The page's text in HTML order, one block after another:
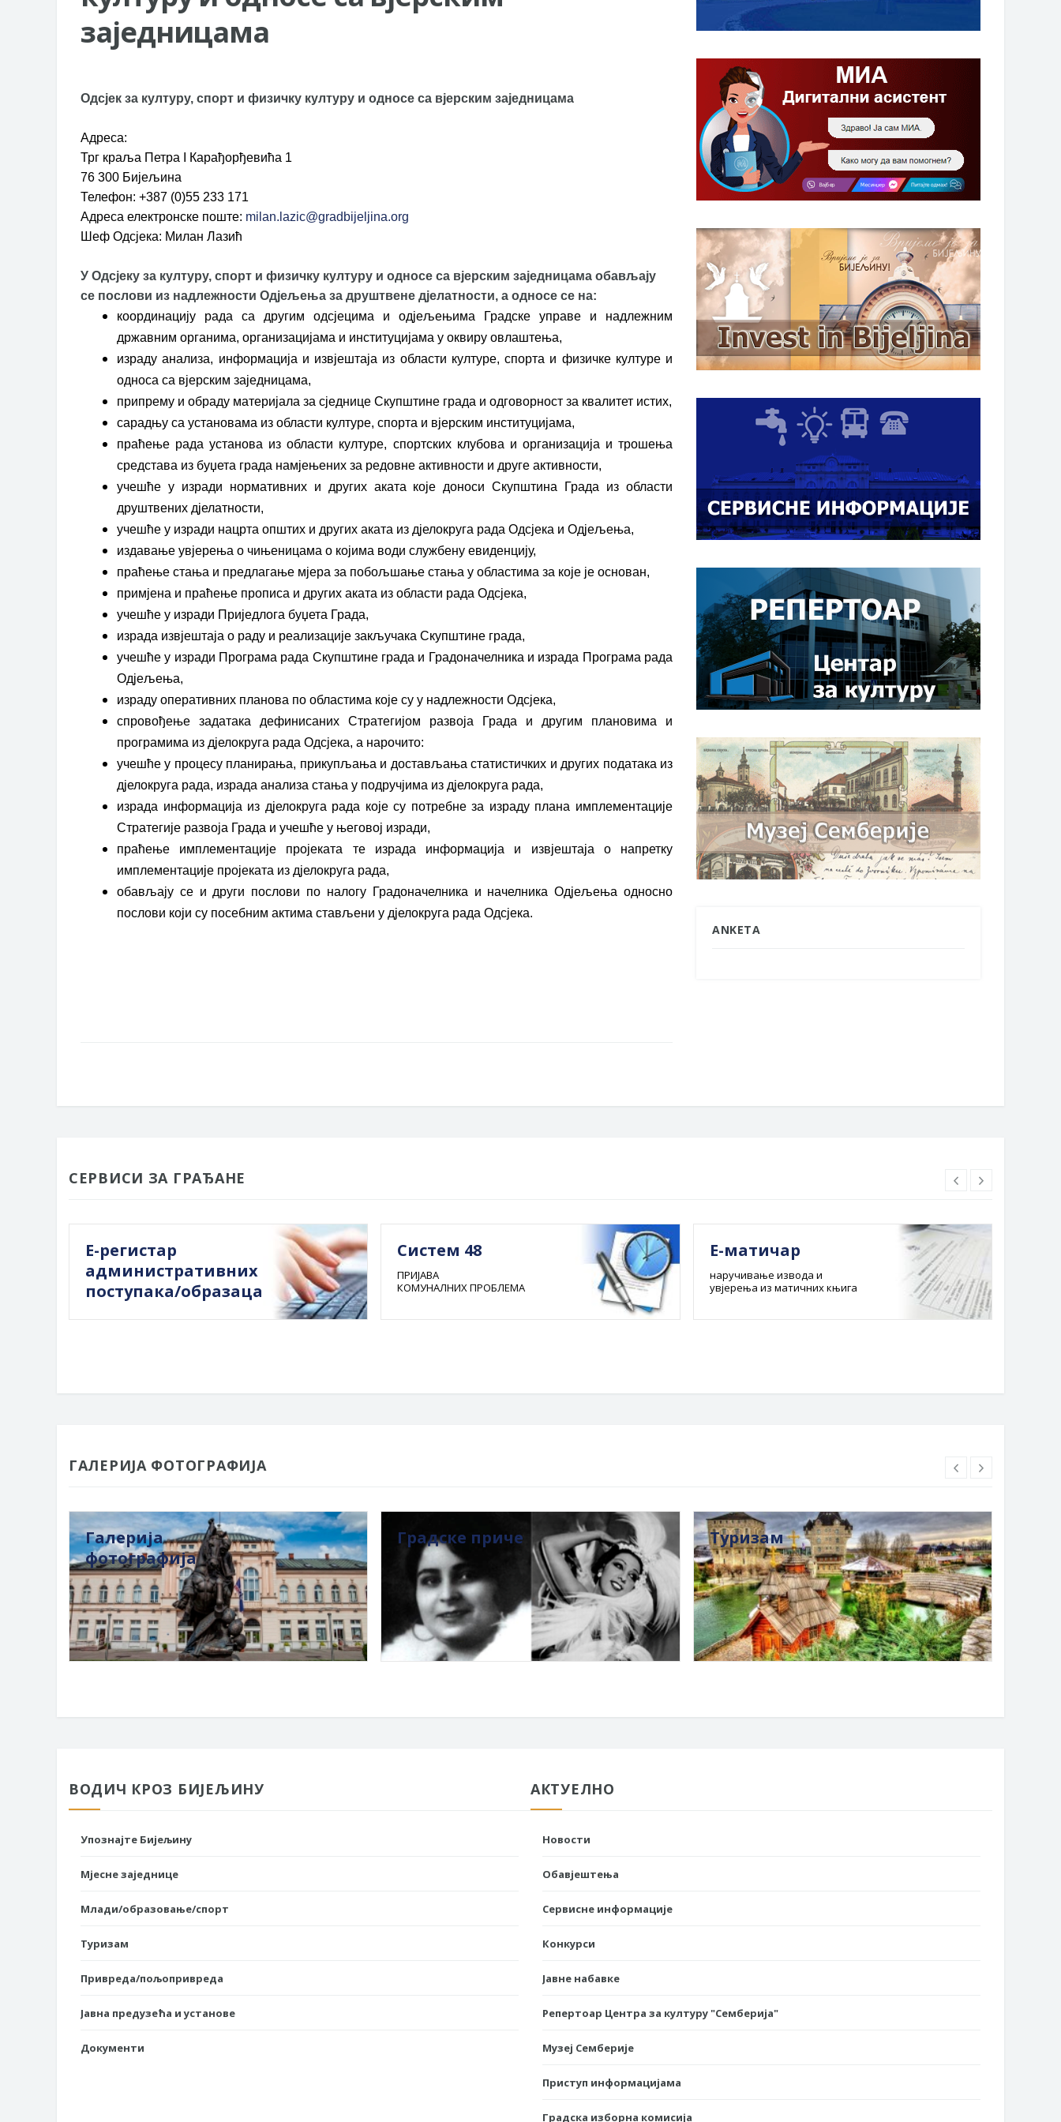
Захтјев за издавање ПОНОСНЕ КАРТИЦЕ
Обавјештење о забрани саобраћаја 6. и 7. августа
Обавјештење за предузетника - Вера Ујић
заједницама
Одсјек за културу, спорт и физичку културу и односе са вјерским заједницама
Адреса:
Трг краља Петра I Карађорђевића 1
76 300 Бијељина
Телефон: +387 (0)55 233 171
Адреса електронске поште: milan.lazic@gradbijeljina.org
Шеф Одсјека: Милан Лазић
У Одсјеку за културу, спорт и физичку културу и односе са вјерским заједницама обављају
се послови из надлежности Одјељења за друштвене дјелатности, а односе се на:
координацију рада са другим одсјецима и одјељењима Градске управе и надлежним
државним органима, организацијама и институцијама у оквиру овлаштења,
израду анализа, информација и извјештаја из области културе, спорта и физичке културе и
односа са вјерским заједницама,
припрему и обраду материјала за сједнице Скупштине града и одговорност за квалитет истих,
сарадњу са установама из области културе, спорта и вјерским институцијама,
праћење рада установа из области културе, спортских клубова и организација и трошења
средстава из буџета града намјењених за редовне активности и друге активности,
учешће у изради нормативних и других аката које доноси Скупштина Града из области
друштвених дјелатности,
учешће у изради нацрта општих и других аката из дјелокруга рада Одсјека и Одјељења,
издавање увјерења о чињеницама о којима води службену евиденцију,
праћење стања и предлагање мјера за побољшање стања у областима за које је основан,
примјена и праћење прописа и других аката из области рада Одсјека,
учешће у изради Приједлога буџета Града,
израда извјештаја о раду и реализације закључака Скупштине града,
учешће у изради Програма рада Скупштине града и Градоначелника и израда Програма рада
Одјељења,
израду оперативних планова по областима које су у надлежности Одсјека,
спровођење задатака дефинисаних Стратегијом развоја Града и другим плановима и
програмима из дјелокруга рада Одсјека, а нарочито:
учешће у процесу планирања, прикупљања и достављања статистичких и других података из
дјелокруга рада, израда анализа стања у подручјима из дјелокруга рада,
израда информација из дјелокруга рада које су потребне за израду плана имплементације
Стратегије развоја Града и учешће у његовој изради,
праћење имплементације пројеката те израда информација и извјештаја о напретку
имплементације пројеката из дјелокруга рада,
обављају се и други послови по налогу Градоначелника и начелника Одјељења односно
послови који су посебним актима стављени у дјелокруга рада Одсјека.
ANKETA
СЕРВИСИ ЗА ГРАЂАНЕ
Е-регистар
административних
поступака/образаца
Систем 48
ПРИЈАВА
КОМУНАЛНИХ ПРОБЛЕМА
Е-матичар
наручивање извода и
увјерења из матичних књига
ГАЛЕРИЈА ФОТОГРАФИЈА
Галерија
фотографија
Градске приче Туризам
ВОДИЧ КРОЗ БИЈЕЉИНУ
Упознајте Бијељину
Мјесне заједнице
Млади/образовање/спорт
Туризам
Привреда/пољопривреда
Јавна предузећа и установе
Документи
АКТУЕЛНО
Новости
Обавјештења
Сервисне информације
Конкурси
Јавне набавке
Репертоар Центра за културу "Семберија"
Музеј Семберије
Приступ информацијама
Градска изборна комисија